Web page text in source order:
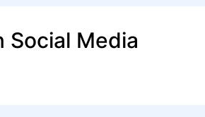
Social Media